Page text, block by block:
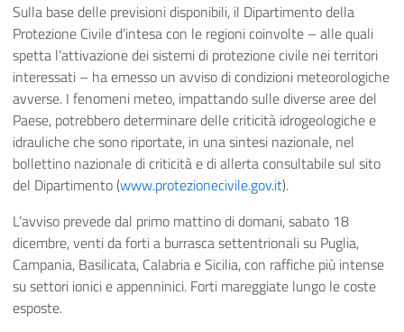
Sulla base delle previsioni disponibili, il Dipartimento della
Protezione Civile d’intesa con le regioni coinvolte – alle quali
spetta l’attivazione dei sistemi di protezione civile nei territori
interessati – ha emesso un avviso di condizioni meteorologiche
avverse. I fenomeni meteo, impattando sulle diverse aree del
Paese, potrebbero determinare delle criticità idrogeologiche e
idrauliche che sono riportate, in una sintesi nazionale, nel
bollettino nazionale di criticità e di allerta consultabile sul sito
del Dipartimento (www.protezionecivile.gov.it).
L’avviso prevede dal primo mattino di domani, sabato 18
dicembre, venti da forti a burrasca settentrionali su Puglia,
Campania, Basilicata, Calabria e Sicilia, con raffiche più intense
su settori ionici e appenninici. Forti mareggiate lungo le coste
esposte.